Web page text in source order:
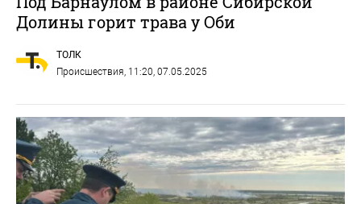
Долины горит трава у Оби
ТОЛК
Происшествия , 11:20, 07.05.2025